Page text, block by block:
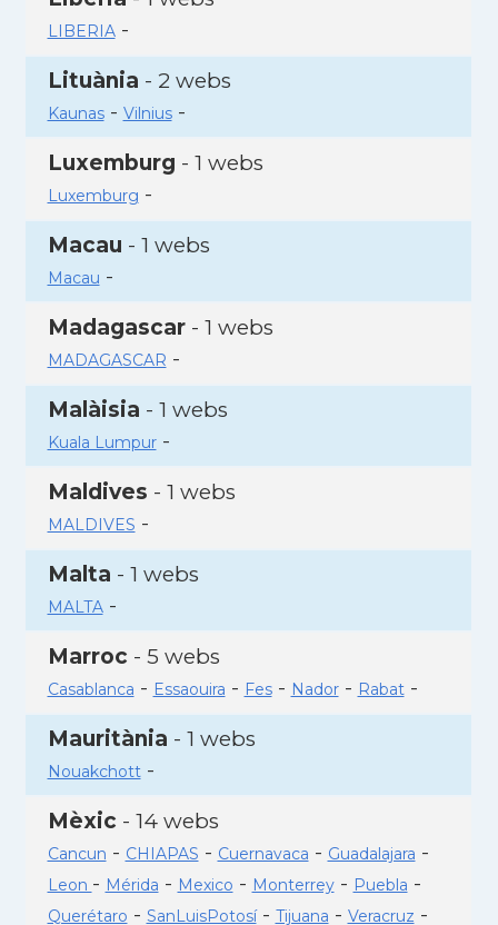
LIBERIA-
Lituània - 2 webs
Kaunas- Vilnius-
Luxemburg - 1 webs
Luxemburg -
Macau - 1 webs
Macau -
Madagascar- 1 webs
MADAGASCAR -
Malàisia - 1 webs
Kuala Lumpur-
Maldives - 1 webs
MALDIVES -
Malta - 1 webs
MALTA-
Marroc - 5 webs
Casablanca - Essaouira - Fes- Nador- Rabat-
Mauritània - 1 webs
Nouakchott-
Mèxic - 14 webs
Cancun - CHIAPAS - Cuernavaca - Guadalajara -
Leon - Mérida - Mexico - Monterrey- Puebla -
Querétaro - SanLuisPotosí- Tijuana - Veracruz -